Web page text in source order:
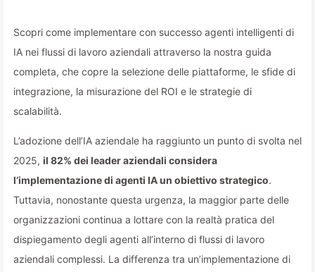
Scopri come implementare con successo agenti intelligenti di
IA nei flussi di lavoro aziendali attraverso la nostra guida
completa, che copre la selezione delle piattaforme, le sfide di
integrazione, la misurazione del ROI e le strategie di
scalabilità.
L’adozione dell’IA aziendale ha raggiunto un punto di svolta nel
2025, il 82% dei leader aziendali considera
l’implementazione di agenti IA un obiettivo strategico.
Tuttavia, nonostante questa urgenza, la maggior parte delle
organizzazioni continua a lottare con la realtà pratica del
dispiegamento degli agenti all’interno di flussi di lavoro
aziendali complessi. La differenza tra un’implementazione di